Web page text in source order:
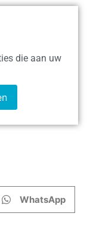
die aan uw
WhatsApp